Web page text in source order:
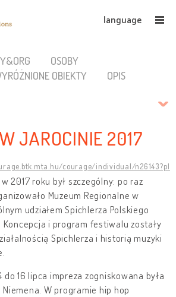
language
OSOBY
OBIEKTY OPIS
JAROCINIE 2017
courage/individual/n26143?pl
2017 roku był szczególny: po raz
Muzeum Regionalne w
udziałem Spichlerza Polskiego
Koncepcja i program festiwalu zostały
Spichlerza i historią muzyki
do 16 lipca impreza zogniskowana była
Niemena. W programie hip hop